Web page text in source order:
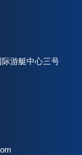
游艇中心三号